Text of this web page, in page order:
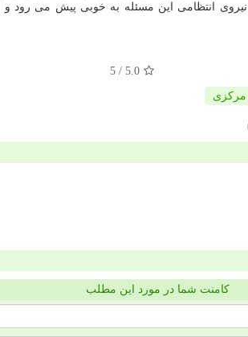
انتظامی این مسئله به خوبی پیش می رود و
5.0
/ 5
مركزی
کامنت شما در مورد این مطلب